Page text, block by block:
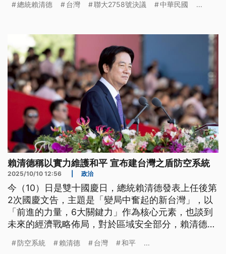
隸屬」，篇幅也較以往縮減，演說中提及「台灣」則
總統賴清德 台灣 聯大2758號決議 中華民國 ...
賴清德稱以實力維護和平 宣布建台灣之盾防空系統
2025/10/10 12:56 政治
今（10）日是雙十國慶日，總統賴清德發表上任後第
2次國慶文告，主題是「變局中奮起的新台灣」，以
「前進的力量，6大關鍵力」作為核心元素，也談到
未來的經濟戰略佈局，對於區域安全部分，賴清德重
防空系統加強防禦。
防空系統 賴清德 台灣 和平 ...